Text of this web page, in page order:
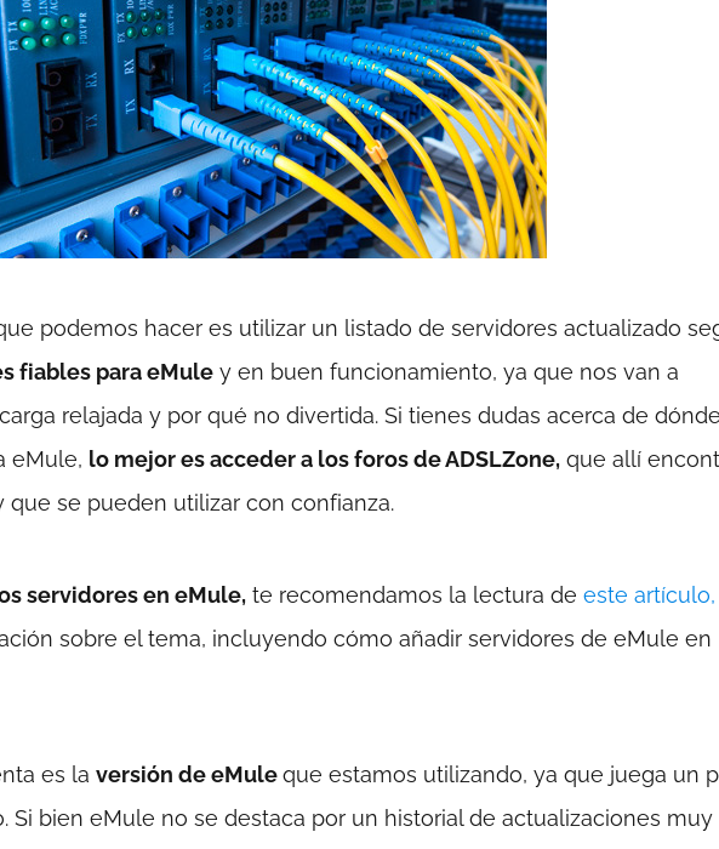
podemos hacer es utilizar un listado de servidores actualizado
fiables para eMule y en buen funcionamiento, ya que nos van a
relajada y por qué no divertida. Si tienes dudas acerca de
eMule, lo mejor es acceder a los foros de ADSLZone, que allí
se pueden utilizar con confianza.
servidores en eMule, te recomendamos la lectura de este artículo,
sobre el tema, incluyendo cómo añadir servidores de eMule en
es la versión de eMuleque estamos utilizando, ya que juega un
bien eMule no se destaca por un historial de actualizaciones muy